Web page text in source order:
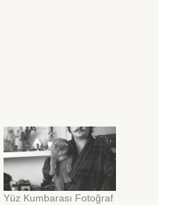
Yüz Kumbarası Fotoğraf